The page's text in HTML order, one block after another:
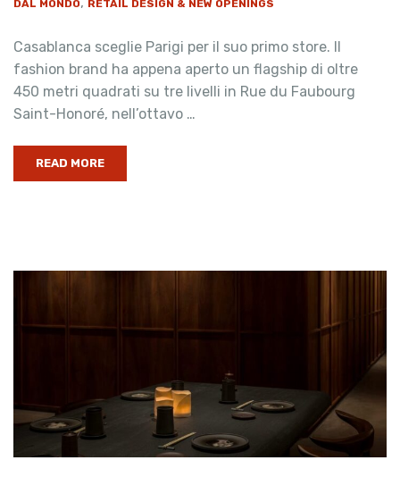
DAL MONDO RETAIL DESIGN & NEW OPENINGS
Casablanca sceglie Parigi per il suo primo store. Il
fashion brand ha appena aperto un flagship di oltre
450 metri quadrati su tre livelli in Rue du Faubourg
Saint-Honoré, nell’ottavo …
READ MORE